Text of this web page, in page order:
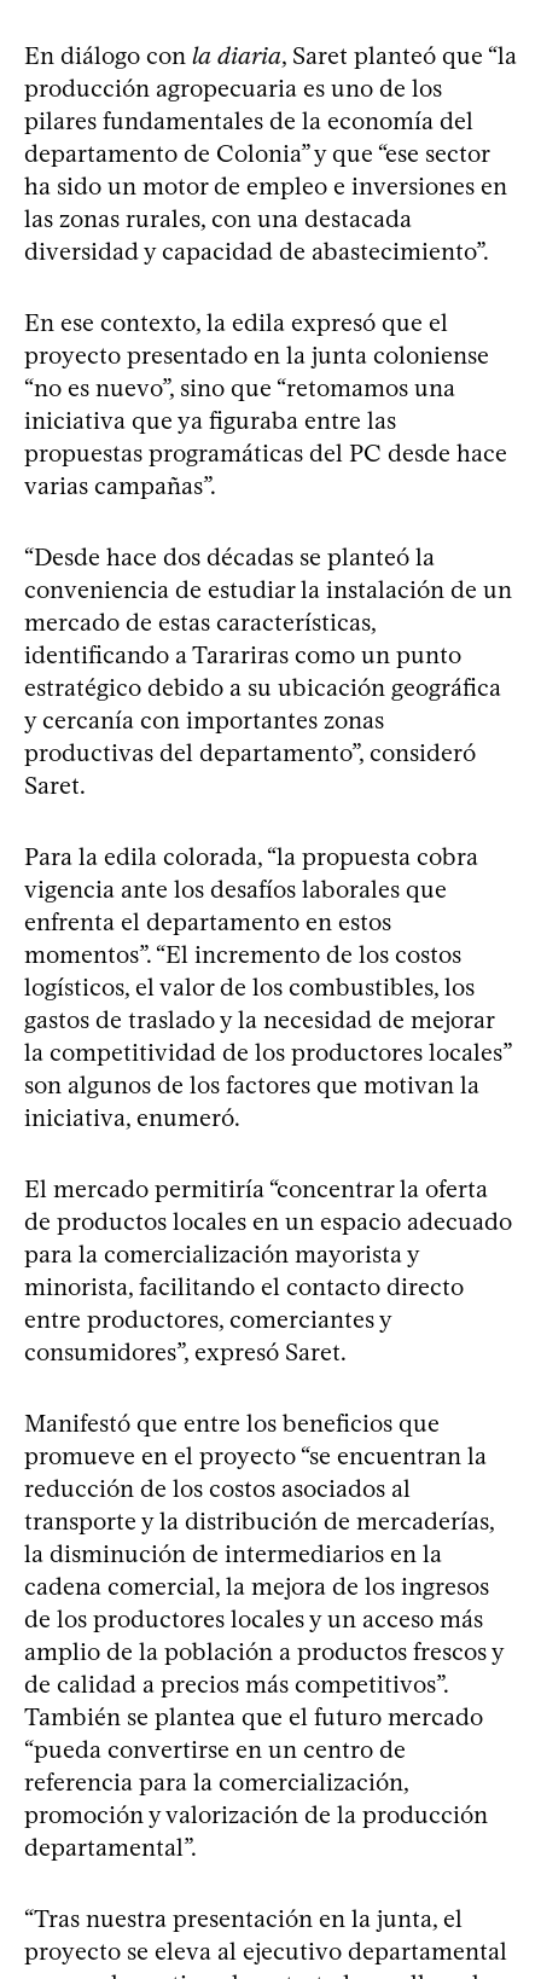
En diálogo con la diaria, Saret planteó que “la
producción agropecuaria es uno de los
pilares fundamentales de la economía del
departamento de Colonia” y que “ese sector
ha sido un motor de empleo e inversiones en
las zonas rurales, con una destacada
diversidad y capacidad de abastecimiento”.
En ese contexto, la edila expresó que el
proyecto presentado en la junta coloniense
“no es nuevo”, sino que “retomamos una
iniciativa que ya figuraba entre las
propuestas programáticas del PC desde hace
varias campañas”.
“Desde hace dos décadas se planteó la
conveniencia de estudiar la instalación de un
mercado de estas características,
identificando a Tarariras como un punto
estratégico debido a su ubicación geográfica
y cercanía con importantes zonas
productivas del departamento”, consideró
Saret.
Para la edila colorada, “la propuesta cobra
vigencia ante los desafíos laborales que
enfrenta el departamento en estos
momentos”. “El incremento de los costos
logísticos, el valor de los combustibles, los
gastos de traslado y la necesidad de mejorar
la competitividad de los productores locales”
son algunos de los factores que motivan la
iniciativa, enumeró.
El mercado permitiría “concentrar la oferta
de productos locales en un espacio adecuado
para la comercialización mayorista y
minorista, facilitando el contacto directo
entre productores, comerciantes y
consumidores”, expresó Saret.
Manifestó que entre los beneficios que
promueve en el proyecto “se encuentran la
reducción de los costos asociados al
transporte y la distribución de mercaderías,
la disminución de intermediarios en la
cadena comercial, la mejora de los ingresos
de los productores locales y un acceso más
amplio de la población a productos frescos y
de calidad a precios más competitivos”.
También se plantea que el futuro mercado
“pueda convertirse en un centro de
referencia para la comercialización,
promoción y valorización de la producción
departamental”.
“Tras nuestra presentación en la junta, el
proyecto se eleva al ejecutivo departamental